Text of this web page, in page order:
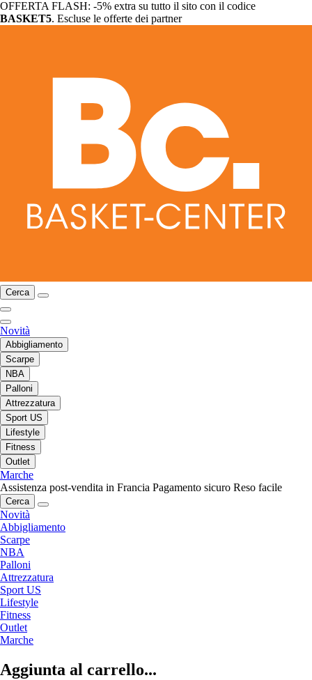
OFFERTA FLASH: -5% extra su tutto il sito con il codice
BASKET5. Escluse le offerte dei partner
Cerca
Novità
Abbigliamento
Scarpe
NBA
Palloni
Attrezzatura
Sport US
Lifestyle
Fitness
Outlet
Marche
Assistenza post-vendita in Francia Pagamento sicuro Reso facile
Cerca
Novità
Abbigliamento
Scarpe
NBA
Palloni
Attrezzatura
Sport US
Lifestyle
Fitness
Outlet
Marche
Aggiunta al carrello...